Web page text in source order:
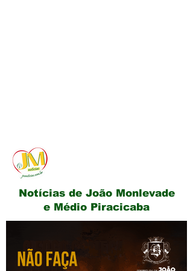
Notícias de João Monlevade
e Médio Piracicaba